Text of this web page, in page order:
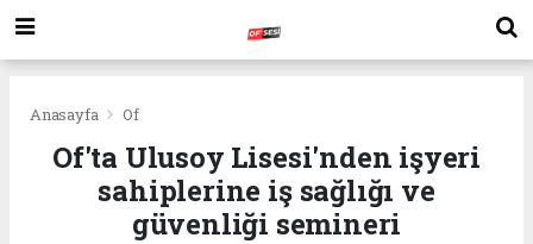
Anasayfa Of
Of'ta Ulusoy Lisesi'nden işyeri
sahiplerine iş sağlığı ve
güvenliği semineri